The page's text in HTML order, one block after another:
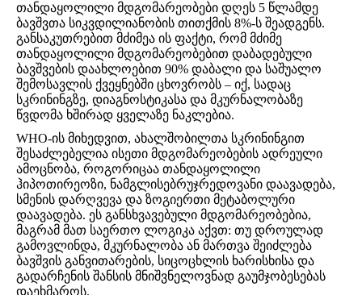
თანდაყოლილი მდგომარეობები დღეს 5 წლამდე
ბავშვთა სიკვდილიანობის თითქმის 8%-ს შეადგენს.
განსაკუთრებით მძიმეა ის ფაქტი, რომ მძიმე
თანდაყოლილი მდგომარეობებით დაბადებული
ბავშვების დაახლოებით 90% დაბალი და საშუალო
შემოსავლის ქვეყნებში ცხოვრობს – იქ, სადაც
სკრინინგზე, დიაგნოსტიკასა და მკურნალობაზე
წვდომა ხშირად ყველაზე ნაკლებია.
WHO-ის მიხედვით, ახალშობილთა სკრინინგით
შესაძლებელია ისეთი მდგომარეობების ადრეული
ამოცნობა, როგორიცაა თანდაყოლილი
ჰიპოთირეოზი, ნამგლისებრუჯრედოვანი დაავადება,
სმენის დარღვევა და ზოგიერთი მეტაბოლური
დაავადება. ეს განსხვავებული მდგომარეობებია,
მაგრამ მათ საერთო ლოგიკა აქვთ: თუ დროულად
გამოვლინდა, მკურნალობა ან მართვა შეიძლება
ბავშვის განვითარების, სიცოცხლის ხარისხისა და
გადარჩენის შანსის მნიშვნელოვნად გაუმჯობესებას
დაეხმაროს.